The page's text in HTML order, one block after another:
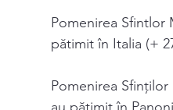
Pomenirea Sfintlor
pătimit în Italia (+
Pomenirea Sfinţilor